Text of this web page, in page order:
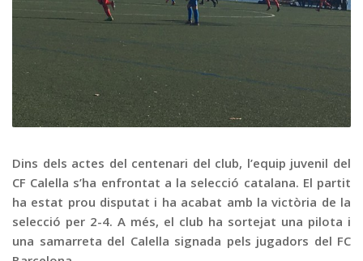
Contacte
Dins dels actes del centenari del club, l’equip juvenil del
CF Calella s’ha enfrontat a la selecció catalana. El partit
ha estat prou disputat i ha acabat amb la victòria de la
selecció per 2-4. A més, el club ha sortejat una pilota i
una samarreta del Calella signada pels jugadors del FC